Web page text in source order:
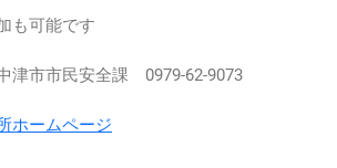
度
津
安
可能です
市市民安全課 0979-62-9073
ホームページ